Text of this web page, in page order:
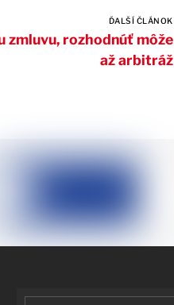
ĎALŠÍ ČLÁNOK
zmluvu, rozhodnúť môže
až arbitráž